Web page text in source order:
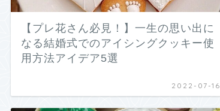
【プレ花さん必見！】一生の思い出に
なる結婚式でのアイシングクッキー使
用方法アイデア5選
2022-07-16